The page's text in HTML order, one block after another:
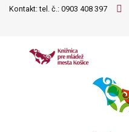
Kontakt: tel. č.: 0903 408 397